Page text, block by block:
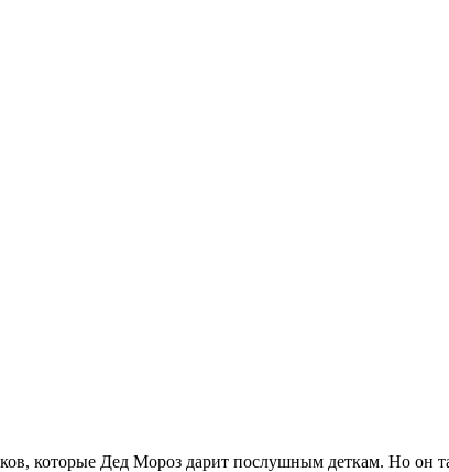
которые Дед Мороз дарит послушным деткам. Но он